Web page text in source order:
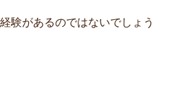
験があるのではないでしょう